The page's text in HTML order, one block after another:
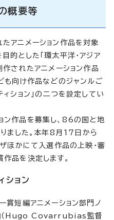
概要等
アニメーション作品を対象
的とした「環太平洋・アジア
作されたアニメーション作品
も向け作品などのジャンルご
ィション」の二つを設定してい
ン作品を募集し、86の国と地
ました。本年8月17日から
ほかにて入選作品の上映・審
品を決定します。
ション
賞短編アニメーション部門ノ
（Hugo Covarrubias監督